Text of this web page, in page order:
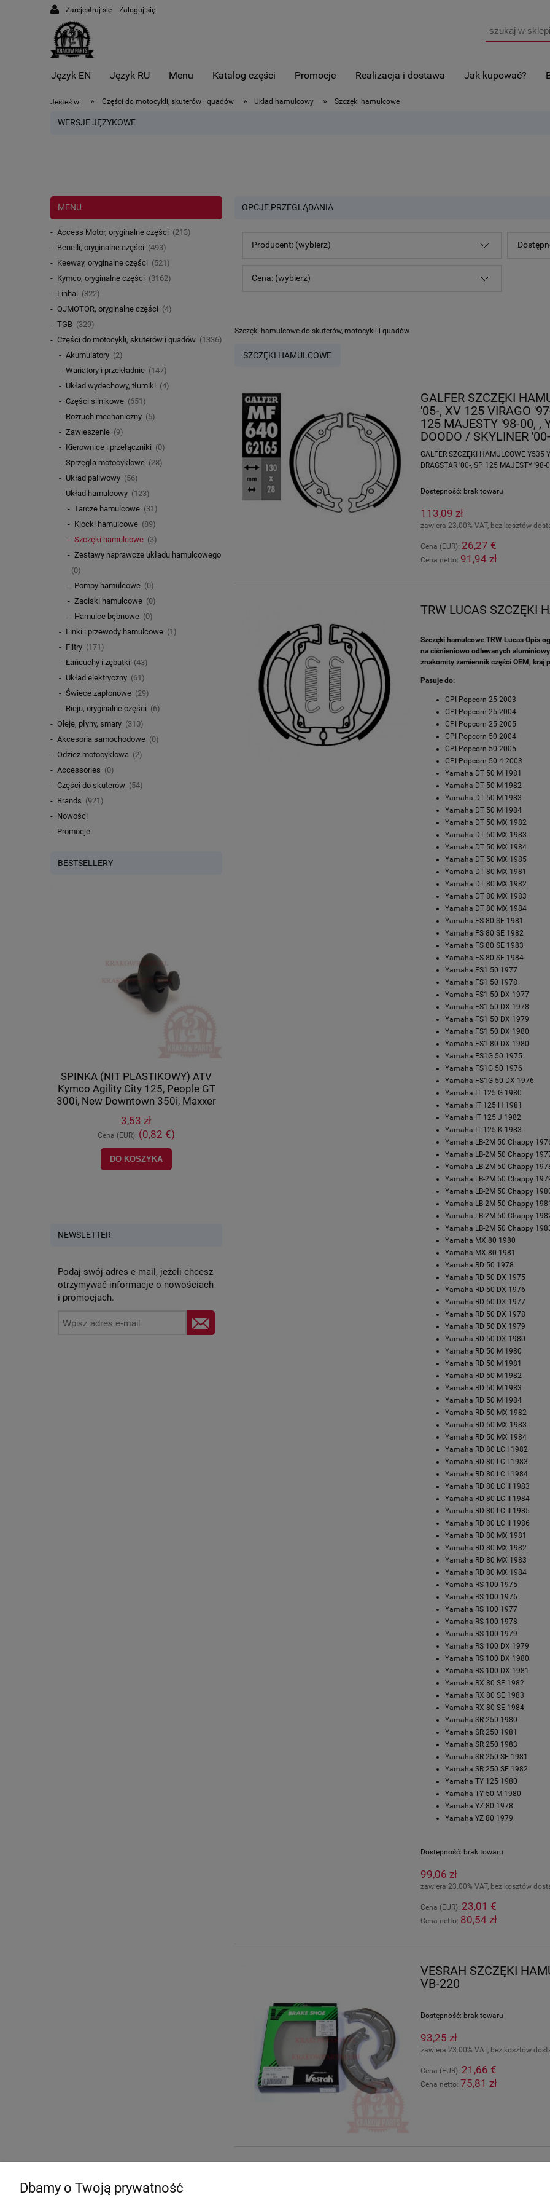
Zarejestruj się Zaloguj się
Język EN Język RU Menu Katalog części Promocje Realizacja i dostawa Jak kupować?
Jesteś w: » Części do motocykli, skuterów i quadów » Układ hamulcowy » Szczęki hamulcowe
WERSJE JĘZYKOWE
MENU
Access Motor, oryginalne części (213)
Benelli, oryginalne części (493)
Keeway, oryginalne części (521)
Kymco, oryginalne części (3162)
Linhai (822)
QJMOTOR, oryginalne części (4)
TGB (329)
Części do motocykli, skuterów i quadów (1336)
Akumulatory (2)
Wariatory i przekładnie (147)
Układ wydechowy, tłumiki (4)
Części silnikowe (651)
Rozruch mechaniczny (5)
Zawieszenie (9)
Kierownice i przełączniki (0)
Sprzęgła motocyklowe (28)
Układ paliwowy (56)
Układ hamulcowy (123)
Tarcze hamulcowe (31)
Klocki hamulcowe (89)
Szczęki hamulcowe (3)
Zestawy naprawcze układu hamulcowego
(0)
Pompy hamulcowe (0)
Zaciski hamulcowe (0)
Hamulce bębnowe (0)
Linki i przewody hamulcowe (1)
Filtry (171)
Łańcuchy i zębatki (43)
Układ elektryczny (61)
Świece zapłonowe (29)
Rieju, oryginalne części (6)
Oleje, płyny, smary (310)
Akcesoria samochodowe (0)
Odzież motocyklowa (2)
Accessories (0)
Części do skuterów (54)
Brands (921)
Nowości
Promocje
BESTSELLERY
SPINKA (NIT PLASTIKOWY) ATV
Kymco Agility City 125, People GT
300i, New Downtown 350i, Maxxer
90652-LCA4-E00
3,53 zł
Cena (EUR): (0,82 €)
DO KOSZYKA
Tuleja wahacza Kymco Maxxer
MXU 450i, MXU 500 IRS, MXU
oryginał 52104-PWB1-900
15,07 zł
Cena (EUR): (3,50 €)
POWIADOM O DOSTĘPNOŚCI
NEWSLETTER
Podaj swój adres e-mail, jeżeli chcesz
otrzymywać informacje o nowościach
i promocjach.
OPCJE PRZEGLĄDANIA
Producent: (wybierz)
Cena: (wybierz)
Szczęki hamulcowe do skuterów, motocykli i quadów
SZCZĘKI HAMULCOWE
GALFER SZCZĘKI
'05-, XV 125 VIRAGO
125 MAJESTY '98-00, ,
DOODO / SKYLINER
GALFER SZCZĘKI HAMULCOWE
DRAGSTAR '00-, SP 125 MAJESTY '98-
Dostępność: brak towaru
113,09 zł
zawiera 23.00% VAT, bez kosztów
Cena (EUR): 26,27 €
Cena netto: 91,94 zł
TRW LUCAS SZCZĘKI
Szczęki hamulcowe TRW Lucas Opis
na ciśnieniowo odlewanych
znakomity zamiennik części OEM, kraj
Pasuje do:
CPI Popcorn 25 2003
CPI Popcorn 25 2004
CPI Popcorn 25 2005
CPI Popcorn 50 2004
CPI Popcorn 50 2005
CPI Popcorn 50 4 2003
Yamaha DT 50 M 1981
Yamaha DT 50 M 1982
Yamaha DT 50 M 1983
Yamaha DT 50 M 1984
Yamaha DT 50 MX 1982
Yamaha DT 50 MX 1983
Yamaha DT 50 MX 1984
Yamaha DT 50 MX 1985
Yamaha DT 80 MX 1981
Yamaha DT 80 MX 1982
Yamaha DT 80 MX 1983
Yamaha DT 80 MX 1984
Yamaha FS 80 SE 1981
Yamaha FS 80 SE 1982
Yamaha FS 80 SE 1983
Yamaha FS 80 SE 1984
Yamaha FS1 50 1977
Yamaha FS1 50 1978
Yamaha FS1 50 DX 1977
Yamaha FS1 50 DX 1978
Yamaha FS1 50 DX 1979
Yamaha FS1 50 DX 1980
Yamaha FS1 80 DX 1980
Yamaha FS1G 50 1975
Yamaha FS1G 50 1976
Yamaha FS1G 50 DX 1976
Yamaha IT 125 G 1980
Yamaha IT 125 H 1981
Yamaha IT 125 J 1982
Yamaha IT 125 K 1983
Yamaha LB-2M 50 Chappy
Yamaha LB-2M 50 Chappy
Yamaha LB-2M 50 Chappy
Yamaha LB-2M 50 Chappy
Yamaha LB-2M 50 Chappy
Yamaha LB-2M 50 Chappy
Yamaha LB-2M 50 Chappy
Yamaha LB-2M 50 Chappy
Yamaha MX 80 1980
Yamaha MX 80 1981
Yamaha RD 50 1978
Yamaha RD 50 DX 1975
Yamaha RD 50 DX 1976
Yamaha RD 50 DX 1977
Yamaha RD 50 DX 1978
Yamaha RD 50 DX 1979
Yamaha RD 50 DX 1980
Yamaha RD 50 M 1980
Yamaha RD 50 M 1981
Yamaha RD 50 M 1982
Yamaha RD 50 M 1983
Yamaha RD 50 M 1984
Yamaha RD 50 MX 1982
Yamaha RD 50 MX 1983
Yamaha RD 50 MX 1984
Yamaha RD 80 LC I 1982
Yamaha RD 80 LC I 1983
Yamaha RD 80 LC I 1984
Yamaha RD 80 LC II 1983
Yamaha RD 80 LC II 1984
Yamaha RD 80 LC II 1985
Yamaha RD 80 LC II 1986
Yamaha RD 80 MX 1981
Yamaha RD 80 MX 1982
Yamaha RD 80 MX 1983
Yamaha RD 80 MX 1984
Yamaha RS 100 1975
Yamaha RS 100 1976
Yamaha RS 100 1977
Yamaha RS 100 1978
Yamaha RS 100 1979
Yamaha RS 100 DX 1979
Yamaha RS 100 DX 1980
Yamaha RS 100 DX 1981
Yamaha RX 80 SE 1982
Yamaha RX 80 SE 1983
Yamaha RX 80 SE 1984
Yamaha SR 250 1980
Yamaha SR 250 1981
Yamaha SR 250 1983
Yamaha SR 250 SE 1981
Yamaha SR 250 SE 1982
Yamaha TY 125 1980
Yamaha TY 50 M 1980
Yamaha YZ 80 1978
Yamaha YZ 80 1979
Dostępność: brak towaru
99,06 zł
zawiera 23.00% VAT, bez kosztów
Cena (EUR): 23,01 €
Cena netto: 80,54 zł
VESRAH SZCZĘKI
VB-220
Dostępność: brak towaru
93,25 zł
zawiera 23.00% VAT, bez kosztów
Cena (EUR): 21,66 €
Cena netto: 75,81 zł
Dbamy o Twoją prywatność